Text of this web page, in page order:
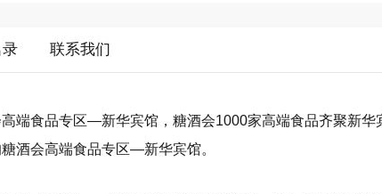
录 联系我们
端食品专区—新华宾馆，糖酒会1000家高端食品齐聚新
酒会高端食品专区—新华宾馆。